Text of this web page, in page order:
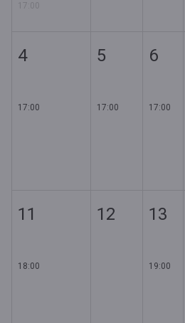
17:00
4
17:00
5
17:00
6
17:00
11
18:00
12 13
19:00